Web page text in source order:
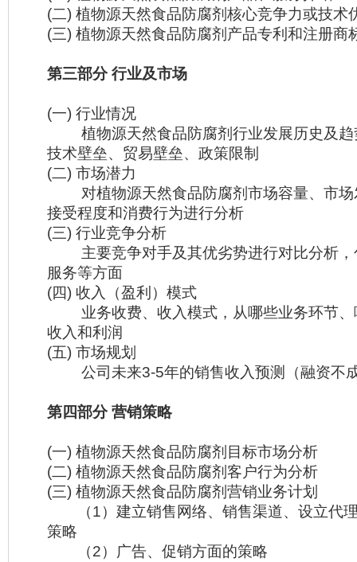
(二) 植物源天然食品防腐剂核心竞争力或技术
(三) 植物源天然食品防腐剂产品专利和注册商
第三部分 行业及市场
(一) 行业情况
植物源天然食品防腐剂行业发展历史及趋
技术壁垒、贸易壁垒、政策限制
(二) 市场潜力
对植物源天然食品防腐剂市场容量、市场
接受程度和消费行为进行分析
(三) 行业竞争分析
主要竞争对手及其优劣势进行对比分析，
服务等方面
(四) 收入（盈利）模式
业务收费、收入模式，从哪些业务环节、
收入和利润
(五) 市场规划
公司未来3-5年的销售收入预测（融资不
第四部分 营销策略
(一) 植物源天然食品防腐剂目标市场分析
(二) 植物源天然食品防腐剂客户行为分析
(三) 植物源天然食品防腐剂营销业务计划
（1）建立销售网络、销售渠道、设立代
策略
（2）广告、促销方面的策略